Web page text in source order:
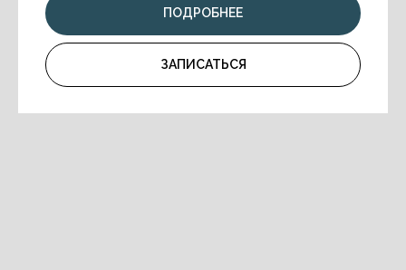
ПОДРОБНЕЕ
ЗАПИСАТЬСЯ